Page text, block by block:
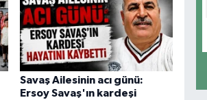
Savaş Ailesinin acı günü:
Ersoy Savaş'ın kardeşi